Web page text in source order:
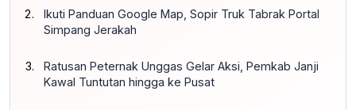
Ikuti Panduan Google Map, Sopir Truk Tabrak Portal
Simpang Jerakah
Ratusan Peternak Unggas Gelar Aksi, Pemkab Janji
Kawal Tuntutan hingga ke Pusat